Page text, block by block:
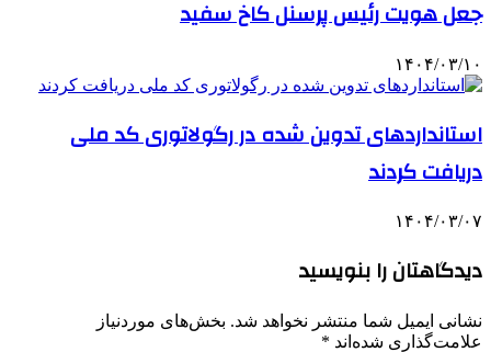
جعل هویت رئیس پرسنل کاخ سفید
۱۴۰۴/۰۳/۱۰
استانداردهای تدوین شده در رگولاتوری کد ملی
دریافت کردند
۱۴۰۴/۰۳/۰۷
دیدگاهتان را بنویسید
نشانی ایمیل شما منتشر نخواهد شد. بخش‌های موردنیاز
علامت‌گذاری شده‌اند *